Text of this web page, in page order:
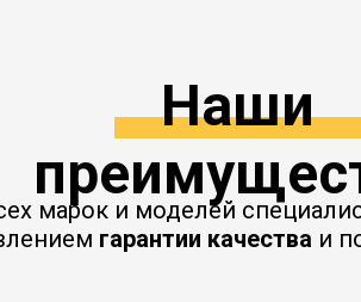
Наши
марок и моделей
гарантии качества и